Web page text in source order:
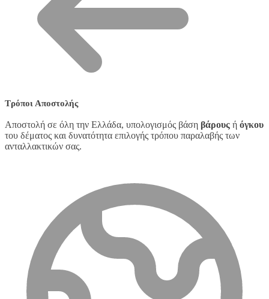
Τρόποι Αποστολής
Αποστολή σε όλη την Ελλάδα, υπολογισμός βάση βάρους ή όγκου
του δέματος και δυνατότητα επιλογής τρόπου παραλαβής των
ανταλλακτικών σας.